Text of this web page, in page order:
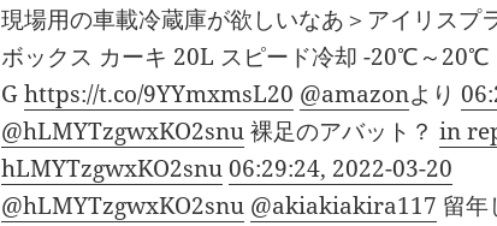
現場用の車載冷蔵庫が欲しいなあ＞アイリスプ
ボックス カーキ 20L スピード冷却 -20℃～20℃
Ghttps://t.co/9YYmxmsL20 @amazonより
@hLMYTzgwxKO2snu裸足のアバット？in
hLMYTzgwxKO2snu 06:29:24, 2022-03-20
@hLMYTzgwxKO2snu @akiakiakira117 留年